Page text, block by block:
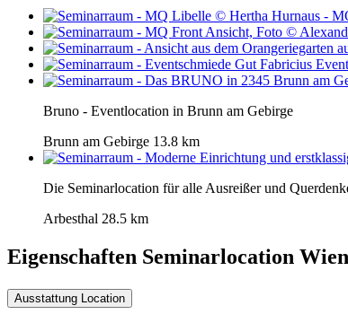
Bruno - Eventlocation in Brunn am Gebirge
Brunn am Gebirge 13.8 km
Die Seminarlocation für alle Ausreißer und
Arbesthal 28.5 km
Eigenschaften Seminarlocation
Ausstattung Location